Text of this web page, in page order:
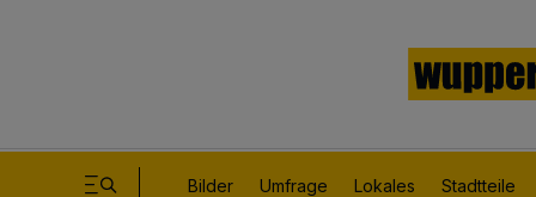
Bilder Umfrage Lokales Stadtteile